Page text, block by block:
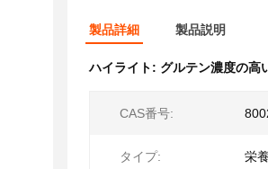
製品詳細 製品説明
ハイライト: グルテン濃度の高
CAS番号:
タイプ: 栄